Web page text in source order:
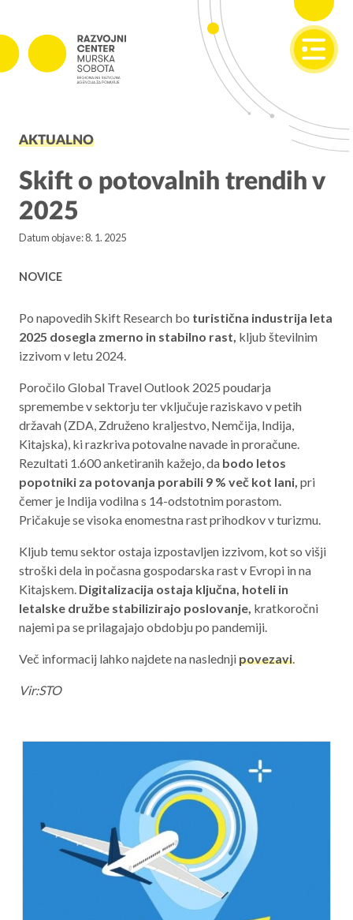
Projekti v izvajanju
Zaključeni projekti
PODJETNIŠTVO
SPOT
Invest Pomurje
REGIONALNI RAZVOJ
Obmejna problemska območja
O NAS
NAŠE STORITVE
REGIJA
STIK
AKTUALNO
Skift o potovalnih trendih v
2025
Datum objave: 8. 1. 2025
NOVICE
Po napovedih Skift Research bo turistična industrija leta
2025 dosegla zmerno in stabilno rast, kljub številnim
izzivom v letu 2024.
Poročilo Global Travel Outlook 2025 poudarja
spremembe v sektorju ter vključuje raziskavo v petih
državah (ZDA, Združeno kraljestvo, Nemčija, Indija,
Kitajska), ki razkriva potovalne navade in proračune.
Rezultati 1.600 anketiranih kažejo, da bodo letos
popotniki za potovanja porabili 9 % več kot lani, pri
čemer je Indija vodilna s 14-odstotnim porastom.
Pričakuje se visoka enomestna rast prihodkov v turizmu.
Kljub temu sektor ostaja izpostavljen izzivom, kot so višji
stroški dela in počasna gospodarska rast v Evropi in na
Kitajskem. Digitalizacija ostaja ključna, hoteli in
letalske družbe stabilizirajo poslovanje, kratkoročni
najemi pa se prilagajajo obdobju po pandemiji.
Več informacij lahko najdete na naslednjipovezavi.
Vir:STO